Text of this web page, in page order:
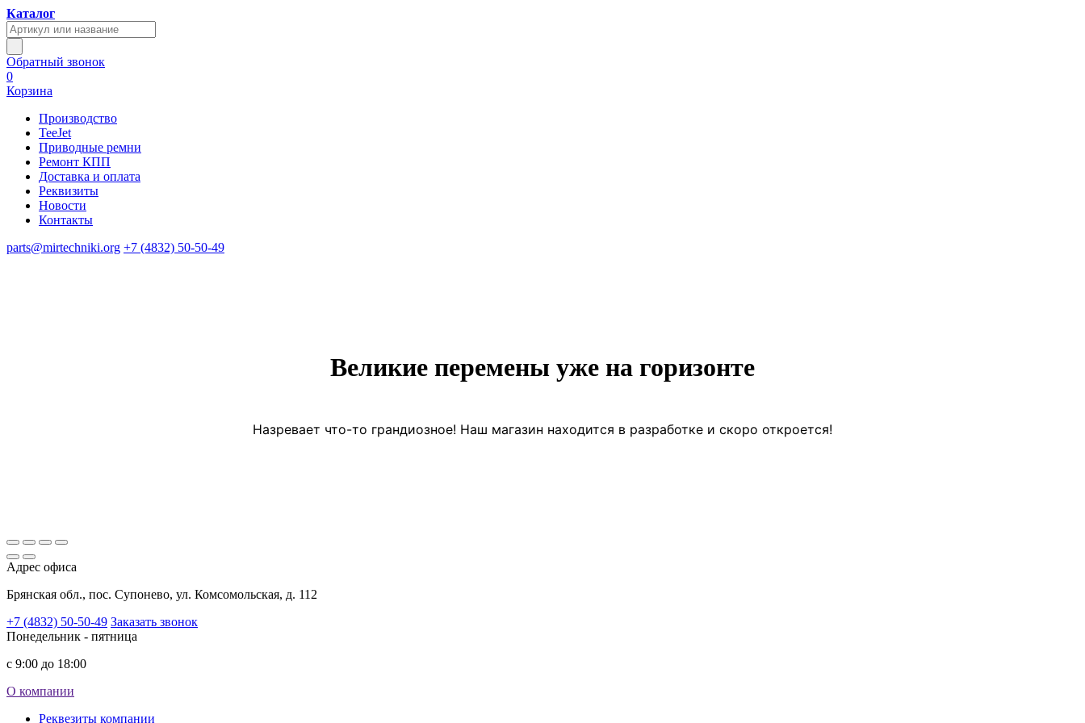
Каталог
Обратный звонок
0
Корзина
Производство
TeeJet
Приводные ремни
Ремонт КПП
Доставка и оплата
Реквизиты
Новости
Контакты
parts@mirtechniki.org +7 (4832) 50-50-49
Великие перемены уже на горизонте
Назревает что-то грандиозное! Наш магазин находится в разработке и скоро откроется!
Адрес офиса
Брянская обл., пос. Супонево, ул. Комсомольская, д. 112
+7 (4832) 50-50-49 Заказать звонок
Понедельник - пятница
с 9:00 до 18:00
О компании
Реквезиты компании